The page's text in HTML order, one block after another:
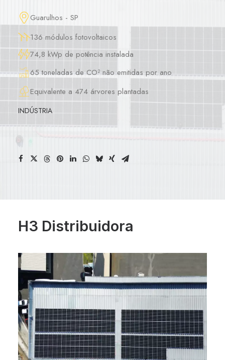
Guarulhos - SP
136 módulos fotovoltaicos
74,8 kWp de potência instalada
65 toneladas de CO² não emitidas por ano
Equivalente a 474 árvores plantadas
INDÚSTRIA
H3 Distribuidora